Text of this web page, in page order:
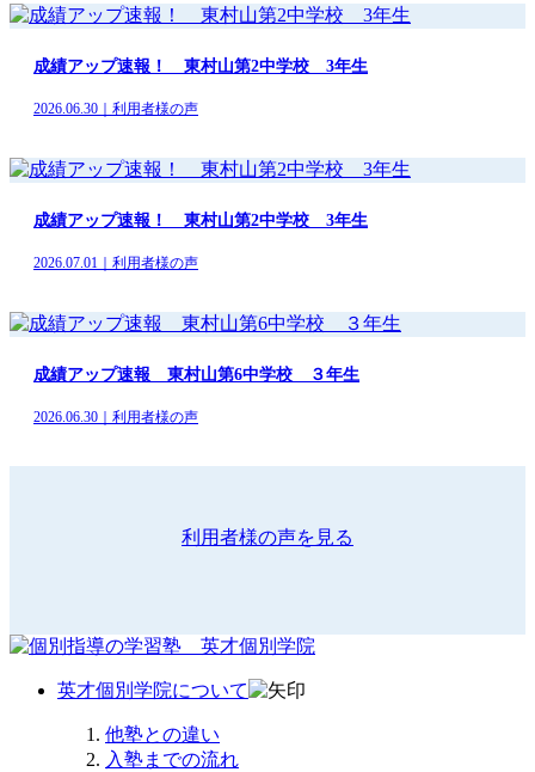
成績アップ速報！ 東村山第2中学校 3年生
2026.06.30｜利用者様の声
成績アップ速報！ 東村山第2中学校 3年生
2026.07.01｜利用者様の声
成績アップ速報 東村山第6中学校 ３年生
2026.06.30｜利用者様の声
利用者様の声を見る
英才個別学院について
他塾との違い
入塾までの流れ